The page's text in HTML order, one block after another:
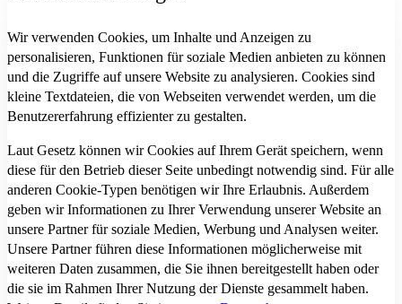
Wir verwenden Cookies, um Inhalte und Anzeigen zu
personalisieren, Funktionen für soziale Medien anbieten zu können
und die Zugriffe auf unsere Website zu analysieren. Cookies sind
kleine Textdateien, die von Webseiten verwendet werden, um die
Benutzererfahrung effizienter zu gestalten.
Laut Gesetz können wir Cookies auf Ihrem Gerät speichern, wenn
diese für den Betrieb dieser Seite unbedingt notwendig sind. Für alle
anderen Cookie-Typen benötigen wir Ihre Erlaubnis. Außerdem
geben wir Informationen zu Ihrer Verwendung unserer Website an
unsere Partner für soziale Medien, Werbung und Analysen weiter.
Unsere Partner führen diese Informationen möglicherweise mit
weiteren Daten zusammen, die Sie ihnen bereitgestellt haben oder
die sie im Rahmen Ihrer Nutzung der Dienste gesammelt haben.